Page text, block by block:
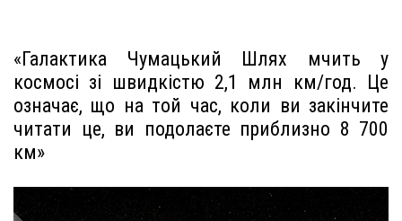
«Галактика Чумацький Шлях мчить у
космосі зі швидкістю 2,1 млн км/год. Це
означає, що на той час, коли ви закінчите
читати це, ви подолаєте приблизно 8 700
км»